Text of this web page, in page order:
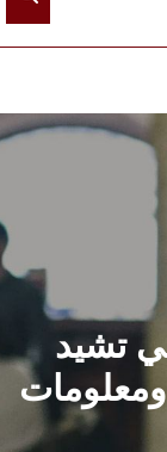
الرئيسيـة
القطاعـات
الشئون الأكاديمية
البحث العلمي
تشيد